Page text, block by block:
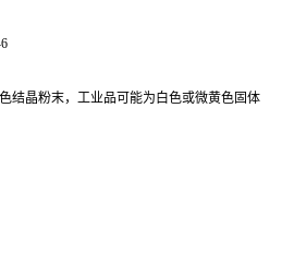
结晶粉末，工业品可能为白色或微黄色固体